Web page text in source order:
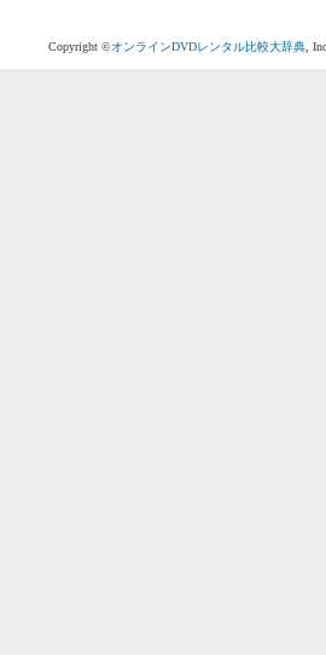
Copyright ©オンラインDVDレンタル比較大辞典 ,